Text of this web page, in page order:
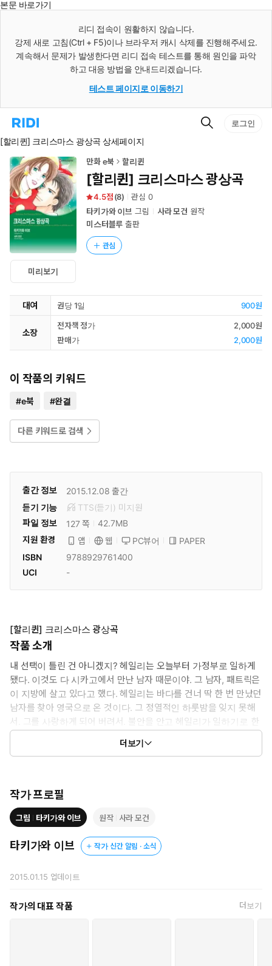
본문 바로가기
리디 접속이 원활하지 않습니다.
강제 새로 고침(Ctrl + F5)이나 브라우저 캐시 삭제를 진행해주세요.
계속해서 문제가 발생한다면 리디 접속 테스트를 통해 원인을 파악
하고 대응 방법을 안내드리겠습니다.
테스트 페이지로 이동하기
리
홈
로
이
동
검
로그인
[할리퀸] 크리스마스 광상곡 상세페이지
미리보기
만화 e북 할리퀸
[할리퀸] 크리스마스 광상곡
4.5 (8) 관심 0
타키가와 이브 그림 사라 모건 원작
미스터블루 출판
관심
대여 권당 1일 900원
소장
전자책 정가
2,000원
판매가
2,000원
이 작품의 키워드
#e북 #완결
다른 키워드로 검색
출간 정보 2015.12.08 출간
듣기 기능
TTS(듣기) 미 지원
파일 정보
127 쪽
42.7MB
지원 환경
앱 웹 PC뷰어
PAPER
ISBN
9788929761400
UCI
-
[할리퀸] 크리스마스 광상곡
작품 소개
내 선택이 틀린 건 아니겠지? 헤일리는 오늘부터 가정부로 일하게
됐다. 이것도 다 시카고에서 만난 남자 때문이야. 그 남자, 패트릭은
이 지방에 살고 있다고 했다. 헤일리는 바다를 건너 딱 한 번 만났던
남자를 찾아 영국으로 온 것이다. 그 정열적인 하룻밤을 잊지 못해
서. 그를 사랑하게 되어 버려서. 불안을 안고 헤일리가 일하기로 한
집의 벨을 누르자, 이윽고 문이 열렸다. …이런 기적이 있을까? 문을
열고 나타난 건, 패트릭 바로 그 사람이었다!
더보기
작가 프로필
그림 타키가와 이브 원작 사라 모건
타키가와 이브 작가 신간 알림 · 소식
2015.01.15 업데이트
작가의 대표 작품 더보기